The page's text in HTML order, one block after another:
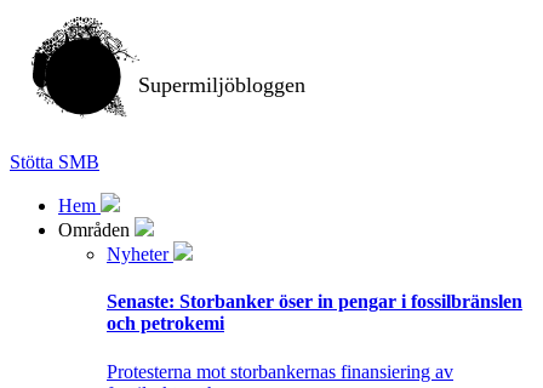
Supermiljöbloggen
Stötta SMB
Hem
Områden
Nyheter
Senaste: Storbanker öser in pengar i fossilbränslen
och petrokemi
Protesterna mot storbankernas finansiering av